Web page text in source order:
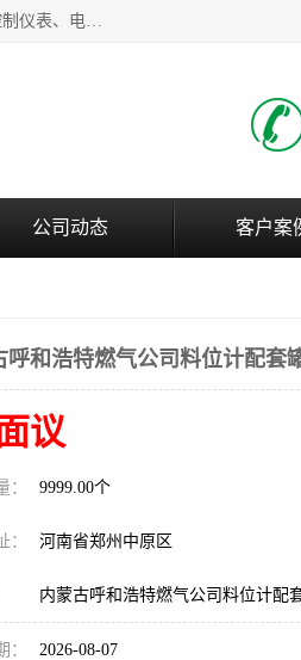
河南新瑞普测控技术有限公司主营：压力变送器、液位变送器、差压变送器、雷达料位计、电容物位计、温度显示控制仪表、电量变送器、流量计、工业自动化系统成套设备。
公司动态 客户案
呼和浩特燃气公司料位计配套
议
： 9999.00个
： 河南省郑州中原区
内蒙古呼和浩特燃气公司料位计配
： 2026-08-07